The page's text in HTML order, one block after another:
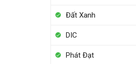
Đất Xanh
DIC
Phát Đạt